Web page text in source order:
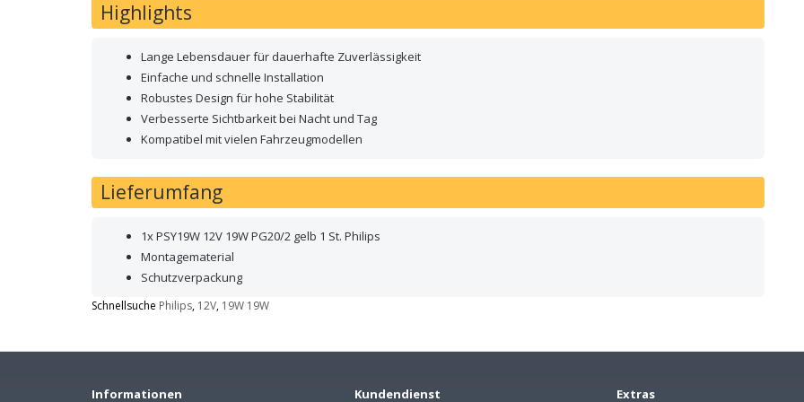
Highlights
Lange Lebensdauer für dauerhafte Zuverlässigkeit
Einfache und schnelle Installation
Robustes Design für hohe Stabilität
Verbesserte Sichtbarkeit bei Nacht und Tag
Kompatibel mit vielen Fahrzeugmodellen
Lieferumfang
1x PSY19W 12V 19W PG20/2 gelb 1 St. Philips
Montagematerial
Schutzverpackung
Schnellsuche Philips, 12V, 19W 19W
Informationen Kundendienst Extras